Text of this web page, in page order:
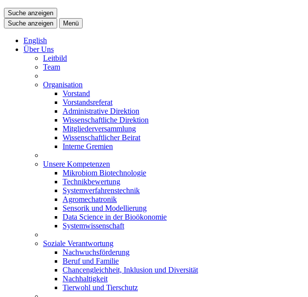
Suche anzeigen
Suche anzeigen
Menü
English
Über Uns
Leitbild
Team
Organisation
Vorstand
Vorstandsreferat
Administrative Direktion
Wissenschaftliche Direktion
Mitgliederversammlung
Wissenschaftlicher Beirat
Interne Gremien
Unsere Kompetenzen
Mikrobiom Biotechnologie
Technikbewertung
Systemverfahrenstechnik
Agromechatronik
Sensorik und Modellierung
Data Science in der Bioökonomie
Systemwissenschaft
Soziale Verantwortung
Nachwuchsförderung
Beruf und Familie
Chancengleichheit, Inklusion und Diversität
Nachhaltigkeit
Tierwohl und Tierschutz